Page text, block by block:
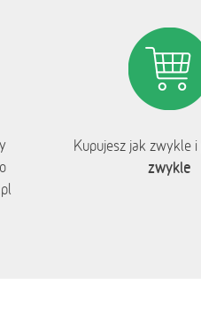
Kupujesz jak zwykle i
zwykle